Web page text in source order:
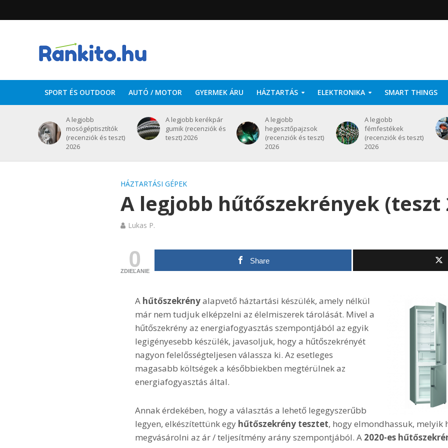
SPORT ÉS OUTDOOR AUTÓ / MOTOR GYERMEK ÁRU HÁZTARTÁS ELEKTRONIKA SMART THINGS
A legjobb
mosógéptisztítók
(recenziók és teszt)
2026
A legjobb kerékpár
gumik (recenziók és
teszt) 2026
A legjobb
hegesztőpajzsok
(recenziók és teszt)
2026
A legjobb
fémfestékek
(recenziók és teszt)
2026
HÁZTARTÁSI GÉPEK
A legjobb hűtőszekrények (teszt
Lukas P.
0
ZDIEĽANIE
Share
A hűtőszekrényalapvető háztartási készülék, amely nélkül
már nem tudjuk elképzelni az élelmiszerek tárolását. Mivel a
hűtőszekrény az energiafogyasztás szempontjából az egyik
legigényesebb készülék, javasoljuk, hogy a hűtőszekrényét
nagyon felelősségteljesen válassza ki. Az esetleges
magasabb költségek a későbbiekben megtérülnek az
energiafogyasztás által.
Annak érdekében, hogy a választás a lehető legegyszerűbb
legyen, elkészítettünk egy hűtőszekrény tesztet, hogy elmondhassuk, melyik
megvásárolni az ár / teljesítmény arány szempontjából. A 2020-es